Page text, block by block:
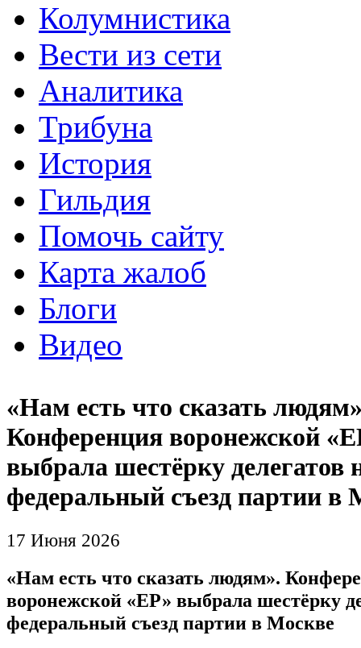
Колумнистика
Вести из сети
Аналитика
Трибуна
История
Гильдия
Помочь сайту
Карта жалоб
Блоги
Видео
«Нам есть что сказать
Конференция воронежской
выбрала шестёрку делегатов
федеральный съезд партии в
17 Июня 2026
«Нам есть что сказать людям».
воронежской «ЕР» выбрала шестёрку
федеральный съезд партии в Москве